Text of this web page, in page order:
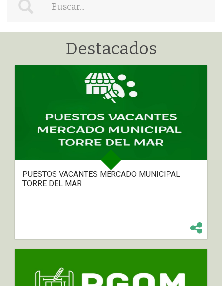
Destacados
PUESTOS VACANTES MERCADO MUNICIPAL
TORRE DEL MAR